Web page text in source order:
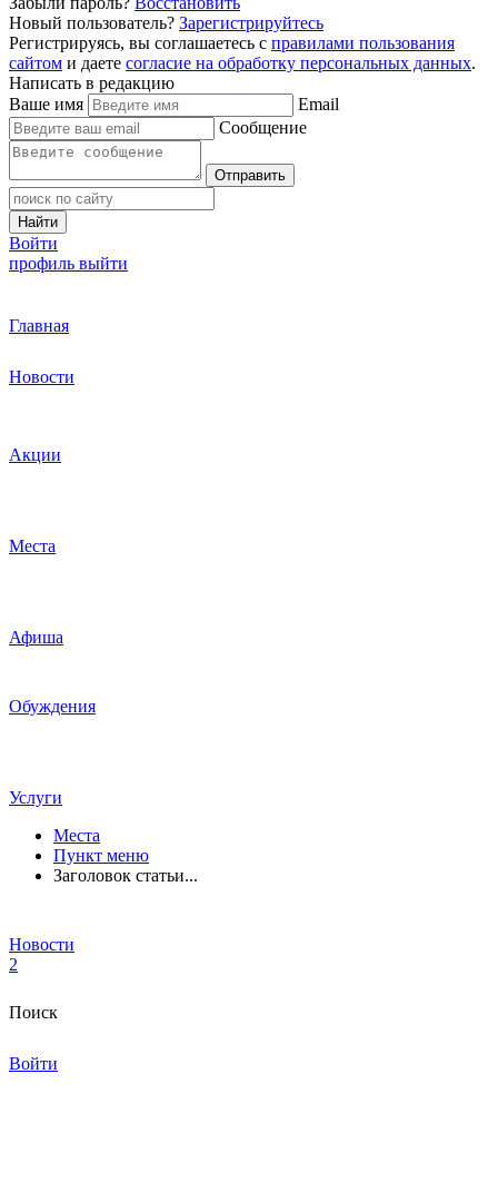
Новый пользователь? Зарегистрируйтесь
Регистрируясь, вы соглашаетесь с правилами пользования
сайтом и даете согласие на обработку персональных данных.
Написать в редакцию
Ваше имя
Email
Сообщение
Отправить
Найти
Войти
профиль выйти
Главная
Новости
Акции
Места
Афиша
Обуждения
Услуги
Места
Пункт меню
Заголовок статьи...
Новости
2
Поиск
Войти